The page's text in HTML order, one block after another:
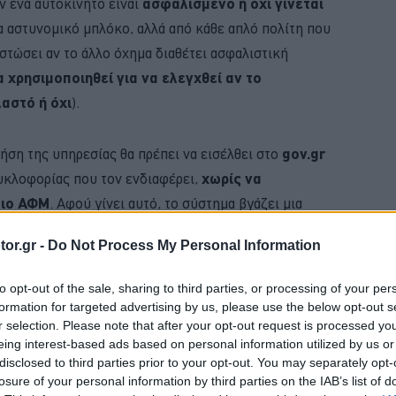
- Do Not Process My Personal Information
opt-out of the sale, sharing to third parties, or processing of your
for targeted advertising by us, please use the below opt-out
selection. Please note that after your opt-out request is processed
interest-based ads based on personal information utilized by us
to third parties prior to your opt-out. You may separately
of your personal information by third parties on the IAB’s list of
αστυνομικό μπλόκο, αλλά από κάθε απλό πολίτη που
αν το άλλο όχημα διαθέτει ασφαλιστική
χρησιμοποιηθεί για να ελεγχθεί αν το
ή όχι).
της υπηρεσίας θα πρέπει να εισέλθει στο gov.gr
που τον ενδιαφέρει, χωρίς να
ΑΦΜ . Αφού γίνει αυτό, το σύστημα βγάζει μια
όχημα βρίσκεται σε κυκλοφορία και αν είναι
BUY NOW
VAN ΜΟΝΟ ΜΕ 12 ΕΥΡΩ ΤΟ ΑΤΟΜΟ
ΝΕΑ MERCEDES GLB